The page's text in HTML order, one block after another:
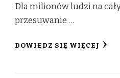
Dla milionów ludzi na
przesuwanie …
DOWIEDZ SIĘ WIĘCEJ